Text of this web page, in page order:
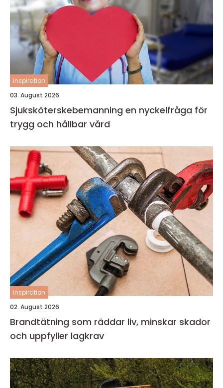
inspiration
03. August 2026
Sjuksköterskebemanning en nyckelfråga för
trygg och hållbar vård
inspiration
02. August 2026
Brandtätning som räddar liv, minskar skador
och uppfyller lagkrav